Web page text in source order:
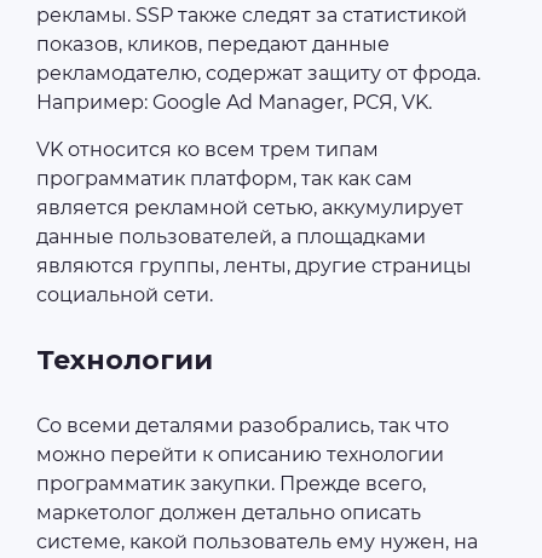
рекламы. SSP также следят за статистикой
показов, кликов, передают данные
рекламодателю, содержат защиту от фрода.
Например: Google Ad Manager, РСЯ, VK.
VK относится ко всем трем типам
программатик платформ, так как сам
является рекламной сетью, аккумулирует
данные пользователей, а площадками
являются группы, ленты, другие страницы
социальной сети.
Технологии
Со всеми деталями разобрались, так что
можно перейти к описанию технологии
программатик закупки. Прежде всего,
маркетолог должен детально описать
системе, какой пользователь ему нужен, на